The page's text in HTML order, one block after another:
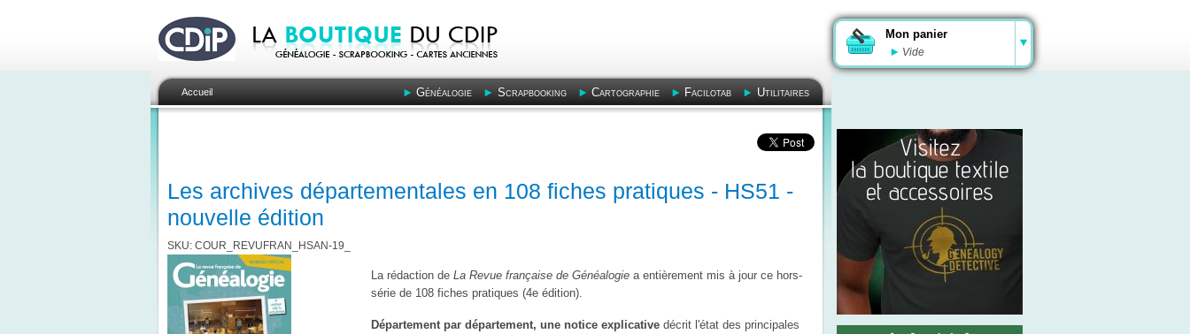
Mon panier
Vide
Accueil Généalogie Scrapbooking Cartographie Facilotab Utilitaires
Les archives départementales en 108 fiches pratiques - HS51 -
nouvelle édition
SKU: COUR_REVUFRAN_HSAN-19_
La rédaction de La Revue française de Généalogiea entièrement mis à jour ce hors-
série de 108 fiches pratiques (4e édition).
Département par département, une notice explicativedécrit l'état des principales